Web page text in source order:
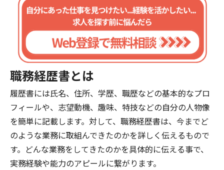
職務経歴書とは
履歴書には氏名、住所、学歴、職歴などの基本的なプロ
フィールや、志望動機、趣味、特技などの自分の人物像
を簡単に記載します。対して、職務経歴書は、今までど
のような業務に取組んできたのかを詳しく伝えるもので
す。どんな業務をしてきたのかを具体的に伝える事で、
実務経験や能力のアピールに繋がります。